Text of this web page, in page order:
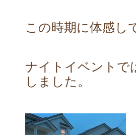
この時期に体感し
ナイトイベントで
しました。